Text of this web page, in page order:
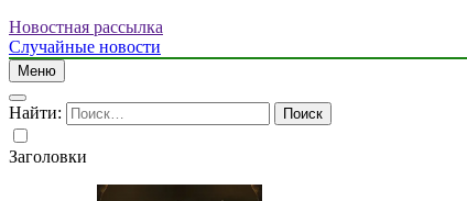
Новостная рассылка
Случайные новости
Меню
Найти:
Заголовки